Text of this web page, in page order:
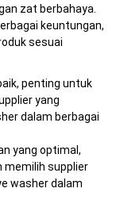
zat berbahaya.
keuntungan,
sesuai
penting untuk
yang
dalam berbagai
yang optimal,
memilih supplier
washer dalam